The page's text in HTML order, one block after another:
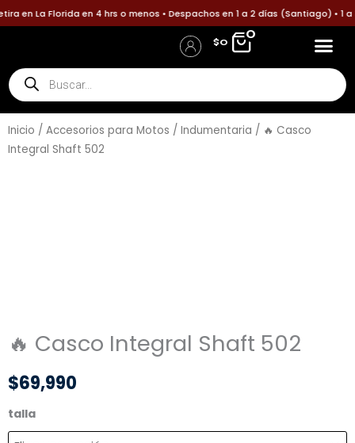
Ir
al
La Florida en 4 hrs o menos • Despachos en 1 a 2 días (Santiago) • 1 a
$0
0
Búsqueda
de
productos
Inicio / Accesorios para Motos / Indumentaria / 🔥 Casco
Integral Shaft 502
🔥 Casco Integral Shaft 502
$69,990
talla
🔥
Casco